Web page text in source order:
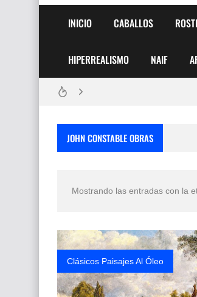
INICIO CABALLOS
HIPERREALISMO NAIF
Pintores de Paisajes
Fotos Artísticas de las
Que significan los
El mundo del arte en
JOHN CONSTABLE OBRAS
Mostrando las entradas con la
Clásicos Paisajes Al Óleo